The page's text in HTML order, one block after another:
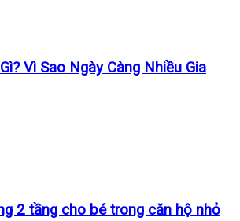
Vì Sao Ngày Càng Nhiều Gia
2 tầng cho bé trong căn hộ nhỏ